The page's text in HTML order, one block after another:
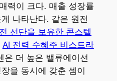
력이 크다. 매출 성장률
나타난다. 같은 원전
선단을 보유한 콘스텔
AI 전력 수혜주 비스트라
은 더 높은 밸류에이션
을 동시에 갖춘 셈이